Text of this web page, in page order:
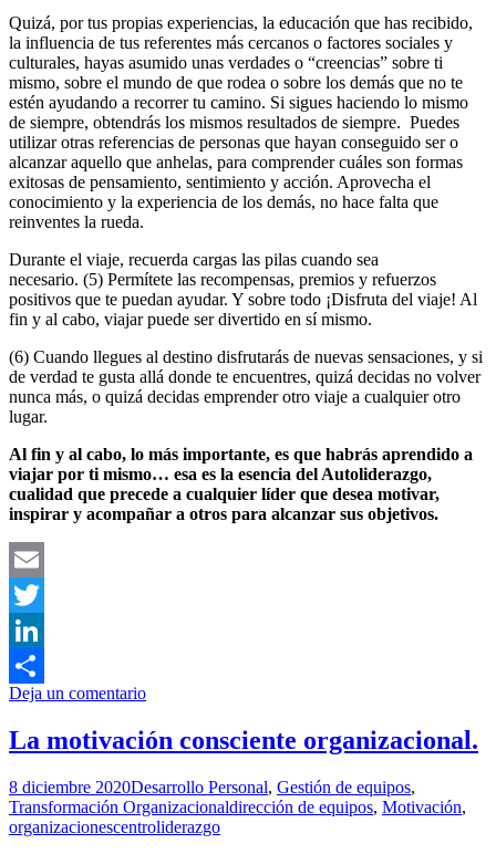
Quizá, por tus propias experiencias, la educación que has recibido,
la influencia de tus referentes más cercanos o factores sociales y
culturales, hayas asumido unas verdades o “creencias” sobre ti
mismo, sobre el mundo de que rodea o sobre los demás que no te
estén ayudando a recorrer tu camino. Si sigues haciendo lo mismo
de siempre, obtendrás los mismos resultados de siempre. Puedes
utilizar otras referencias de personas que hayan conseguido ser o
alcanzar aquello que anhelas, para comprender cuáles son formas
exitosas de pensamiento, sentimiento y acción. Aprovecha el
conocimiento y la experiencia de los demás, no hace falta que
reinventes la rueda.
Durante el viaje, recuerda cargas las pilas cuando sea
necesario. (5) Permítete las recompensas, premios y refuerzos
positivos que te puedan ayudar. Y sobre todo ¡Disfruta del viaje! Al
fin y al cabo, viajar puede ser divertido en sí mismo.
(6) Cuando llegues al destino disfrutarás de nuevas sensaciones, y si
de verdad te gusta allá donde te encuentres, quizá decidas no volver
nunca más, o quizá decidas emprender otro viaje a cualquier otro
lugar.
Al fin y al cabo, lo más importante, es que habrás aprendido a
viajar por ti mismo… esa es la esencia del Autoliderazgo,
cualidad que precede a cualquier líder que desea motivar,
inspirar y acompañar a otros para alcanzar sus objetivos.
Email
Twitter
LinkedIn
Compartir
Deja un comentario
La motivación consciente organizacional.
8 diciembre 2020Desarrollo Personal, Gestión de equipos,
Transformación Organizacionaldirección de equipos, Motivación,
organizacionescentroliderazgo